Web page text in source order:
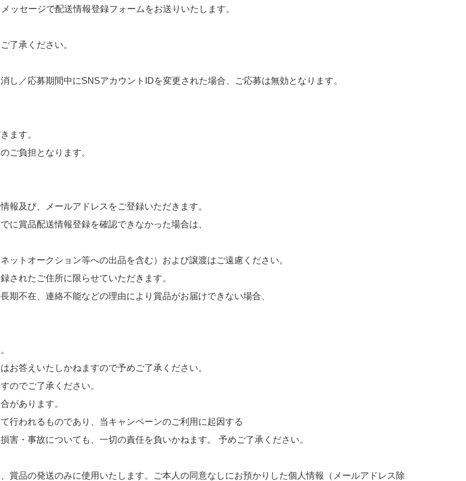
ッセージで配送情報登録フォームをお送りいたします。
了承ください。
し／応募期間中にSNSアカウントIDを変更された場合、ご応募は無効となります。
ます。
ご負担となります。
報及び、メールアドレスをご登録いただきます。
に賞品配送情報登録を確認できなかった場合は、
ットオークション等への出品を含む）および譲渡はご遠慮ください。
されたご住所に限らせていただきます。
期不在、連絡不能などの理由により賞品がお届けできない場合、
お答えいたしかねますので予めご了承ください。
のでご了承ください。
があります。
行われるものであり、当キャンペーンのご利用に起因する
・事故についても、一切の責任を負いかねます。 予めご了承ください。
賞品の発送のみに使用いたします。ご本人の同意なしにお預かりした個人情報（メールアドレス除